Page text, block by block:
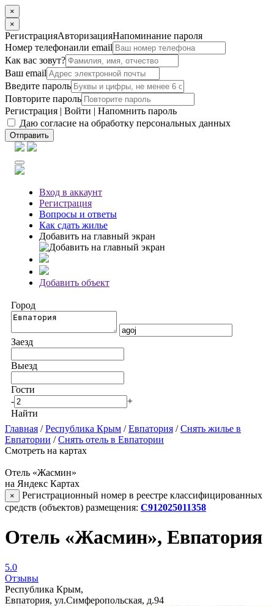
×
×
РегистрацияАвторизацияНапоминание пароля
Номер телефонаили email
Как вас зовут?
Ваш email
Введите пароль
Повторите пароль
Регистрация | Войти | Напомнить пароль
Даю согласие на обработку персональных данных
Отправить
Вход в аккаунт
Регистрация
Вопросы и ответы
Как сдать жилье
Добавить на главный экран
Добавить объект
Город
Заезд
Выезд
Гости
-
+
Найти
Главная /Республика Крым /Евпатория /Снять жилье в
Евпатории /Снять отель в Евпатории
Смотреть на картах
Отель «Жасмин»
на Яндекс Картах
×
Регистрационный номер в реестре классифицированных
средств (объектов) размещения: С912025011358
Отель «Жасмин», Евпатория
5.0
Отзывы
Республика Крым,
Евпатория, ул.Симферопольская, д.94